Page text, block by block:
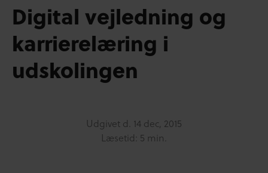
Digital vejledning og
karrierelæring i
udskolingen
Udgivet d. 14 dec, 2015
Læsetid: 5 min.